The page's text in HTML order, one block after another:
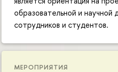
образовательной и научной
сотрудников и студентов.
МЕРОПРИЯТИЯ